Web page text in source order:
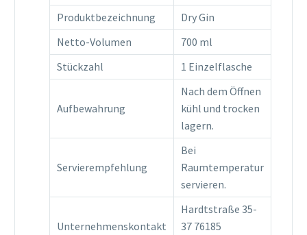
Produktbezeichnung
Dry Gin
Netto-Volumen
700 ml
Stückzahl
1 Einzelflasche
Aufbewahrung
Nach dem Öffnen
kühl und trocken
lagern.
Servierempfehlung
Bei
Raumtemperatur
servieren.
Unternehmenskontakt
Hardtstraße 35-
37 76185